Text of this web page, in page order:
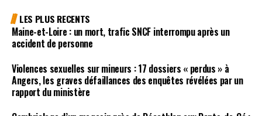
LES PLUS RECENTS
Maine-et-Loire : un mort, trafic SNCF interrompu après un
accident de personne
Violences sexuelles sur mineurs : 17 dossiers « perdus » à
Angers, les graves défaillances des enquêtes révélées par un
rapport du ministère